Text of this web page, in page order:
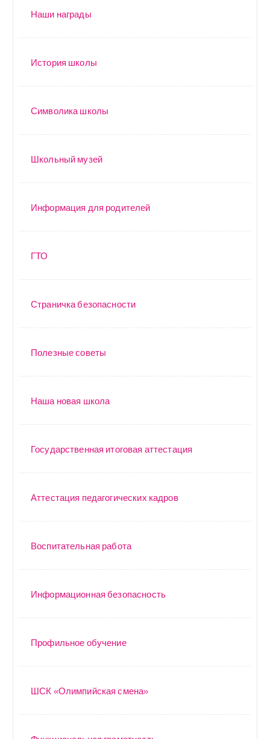
Наши награды
История школы
Символика школы
Школьный музей
Информация для родителей
ГТО
Страничка безопасности
Полезные советы
Наша новая школа
Государственная итоговая аттестация
Аттестация педагогических кадров
Воспитательная работа
Информационная безопасность
Профильное обучение
ШСК «Олимпийская смена»